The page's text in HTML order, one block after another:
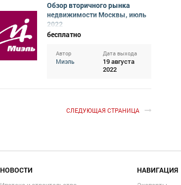
Обзор вторичного рынка
недвижимости Москвы, июль
2022
бесплатно
Автор
Миэль
Дата выхода
19 августа
2022
СЛЕДУЮЩАЯ СТРАНИЦА
НОВОСТИ НАВИГАЦИЯ